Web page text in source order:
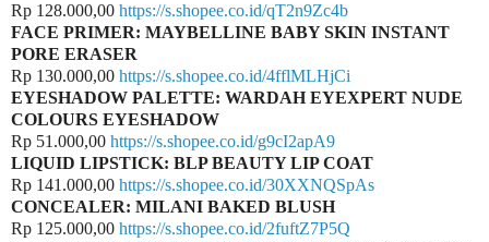
Rp 128.000,00 https://s.shopee.co.id/qT2n9Zc4b
FACE PRIMER: MAYBELLINE BABY SKIN INSTANT
PORE ERASER
Rp 130.000,00 https://s.shopee.co.id/4fflMLHjCi
EYESHADOW PALETTE: WARDAH EYEXPERT NUDE
COLOURS EYESHADOW
Rp 51.000,00 https://s.shopee.co.id/g9cI2apA9
LIQUID LIPSTICK: BLP BEAUTY LIP COAT
Rp 141.000,00 https://s.shopee.co.id/30XXNQSpAs
CONCEALER: MILANI BAKED BLUSH
Rp 125.000,00 https://s.shopee.co.id/2fuftZ7P5Q